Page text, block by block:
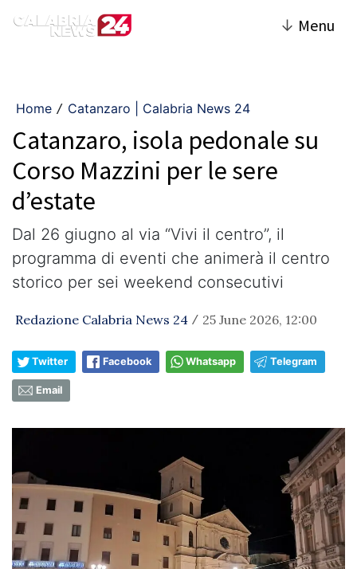
↓ Menu
Home / Catanzaro | Calabria News 24
Catanzaro, isola pedonale su
Corso Mazzini per le sere
d’estate
Dal 26 giugno al via “Vivi il centro”, il
programma di eventi che animerà il centro
storico per sei weekend consecutivi
Redazione Calabria News 24 / 25 June 2026, 12:00
Twitter Facebook Whatsapp Telegram
Email